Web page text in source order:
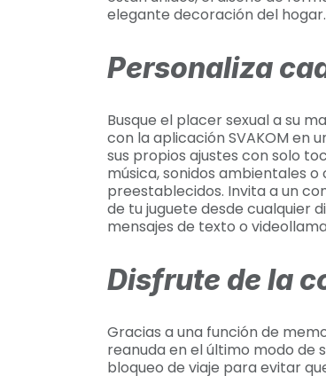
elegante decoración del hogar.
Personaliza
Busque el placer sexual a su
con la aplicación SVAKOM en
sus propios ajustes con solo
música, sonidos ambientales
preestablecidos. Invita a un
de tu juguete desde cualquier
mensajes de texto o
Disfrute de la
Gracias a una función de
reanuda en el último modo de
bloqueo de viaje para evitar